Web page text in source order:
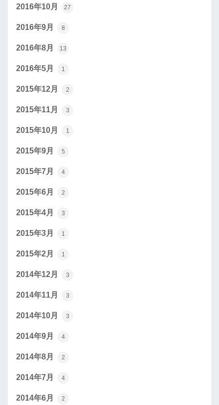
2016年10月 27
2016年9月 8
2016年8月 13
2016年5月 1
2015年12月 2
2015年11月 3
2015年10月 1
2015年9月 5
2015年7月 4
2015年6月 2
2015年4月 3
2015年3月 1
2015年2月 1
2014年12月 3
2014年11月 3
2014年10月 3
2014年9月 4
2014年8月 2
2014年7月 4
2014年6月 2